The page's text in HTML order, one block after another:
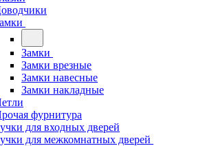
Замки
Замки врезные
Замки навесные
Замки накладные
фурнитура
для входных дверей
для межкомнатных дверей